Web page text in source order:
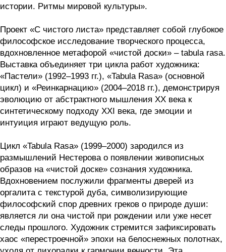
истории. Ритмы мировой культуры».
Проект «С чистого листа» представляет собой глубокое
философское исследование творческого процесса,
вдохновленное метафорой «чистой доски» – tabula rasa.
Выставка объединяет три цикла работ художника:
«Пастели» (1992–1993 гг.), «Tabula Rasa» (основной
цикл) и «Реинкарнацию» (2004–2018 гг.), демонстрируя
эволюцию от абстрактного мышления XX века к
синтетическому подходу XXI века, где эмоции и
интуиция играют ведущую роль.
Цикл «Tabula Rasa» (1999–2000) зародился из
размышлений Нестерова о появлении живописных
образов на «чистой доске» сознания художника.
Вдохновением послужили фрагменты дверей из
оргалита с текстурой дуба, символизирующие
философский спор древних греков о природе души:
является ли она чистой при рождении или уже несет
следы прошлого. Художник стремится зафиксировать
хаос «перестроечной» эпохи на белоснежных полотнах,